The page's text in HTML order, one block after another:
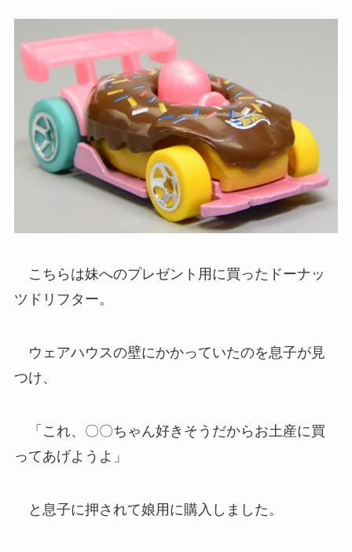
こちらは妹へのプレゼント用に買ったドーナッ
ツドリフター。
ウェアハウスの壁にかかっていたのを息子が見
つけ、
「これ、〇〇ちゃん好きそうだからお土産に買
ってあげようよ」
と息子に押されて娘用に購入しました。